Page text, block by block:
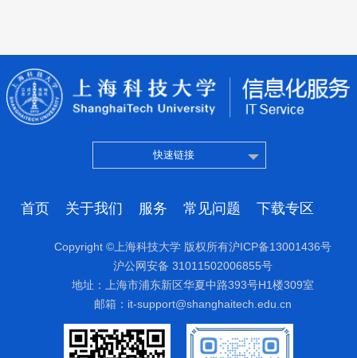
快速链接
首页 关于我们 服务 常见问题 下载专区
Copyright ©上海科技大学 版权所有沪ICP备13001436号
沪公网安备 31011502006855号
地址：上海市浦东新区华夏中路393号H1楼309室
邮箱：it-support@shanghaitech.edu.cn